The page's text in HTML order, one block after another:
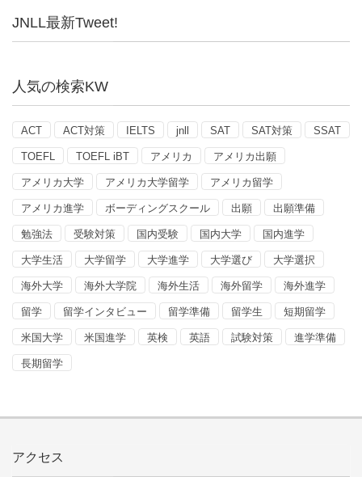
JNLL最新Tweet!
人気の検索KW
ACT ACT対策 IELTS jnll SAT SAT対策 SSAT
TOEFL TOEFL iBT アメリカ アメリカ出願
アメリカ大学 アメリカ大学留学 アメリカ留学
アメリカ進学 ボーディングスクール 出願 出願準備
勉強法 受験対策 国内受験 国内大学 国内進学
大学生活 大学留学 大学進学 大学選び 大学選択
海外大学 海外大学院 海外生活 海外留学 海外進学
留学 留学インタビュー 留学準備 留学生 短期留学
米国大学 米国進学 英検 英語 試験対策 進学準備
長期留学
アクセス